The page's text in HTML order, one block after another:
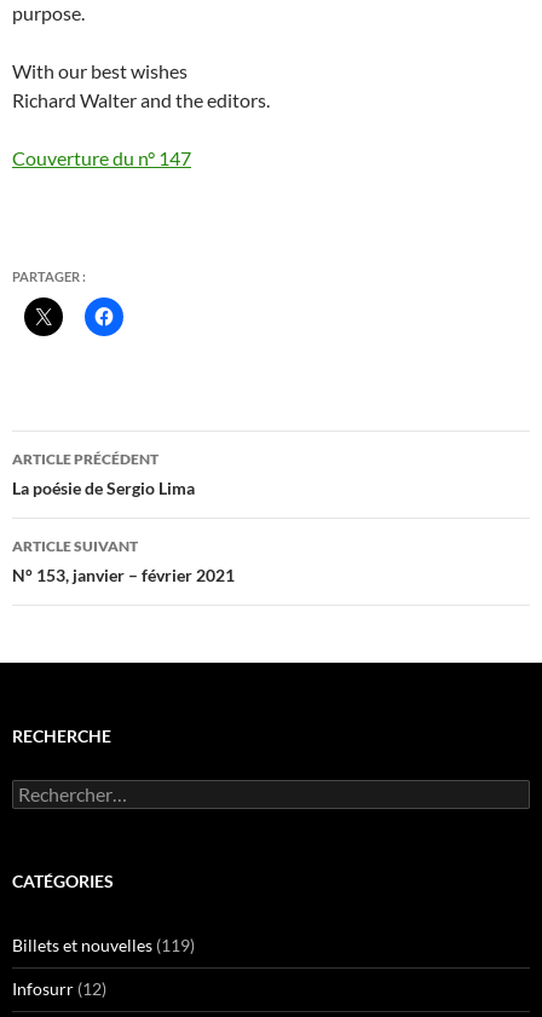
purpose.
With our best wishes
Richard Walter and the editors.
Couverture du n° 147
PARTAGER :
Navigation
des
articles
ARTICLE PRÉCÉDENT
La poésie de Sergio Lima
ARTICLE SUIVANT
N° 153, janvier – février 2021
RECHERCHE
Rechercher :
CATÉGORIES
Billets et nouvelles (119)
Infosurr (12)